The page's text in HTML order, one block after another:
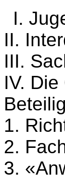
I.
II.
III.
IV.
1.
2.
3.